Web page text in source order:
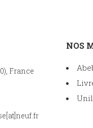
France
NOS